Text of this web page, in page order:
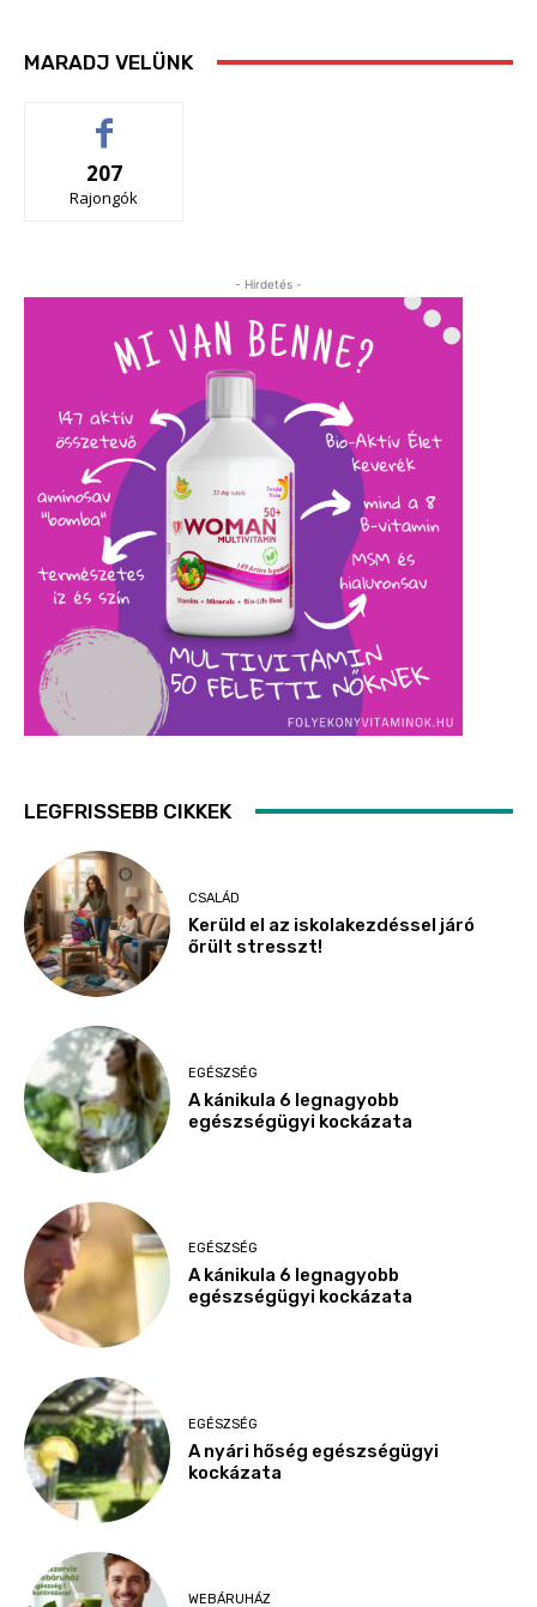
MARADJ VELÜNK
207
Rajongók
- Hirdetés -
LEGFRISSEBB CIKKEK
CSALÁD
Kerüld el az iskolakezdéssel járó
őrült stresszt!
EGÉSZSÉG
A kánikula 6 legnagyobb
egészségügyi kockázata
EGÉSZSÉG
A kánikula 6 legnagyobb
egészségügyi kockázata
EGÉSZSÉG
A nyári hőség egészségügyi
kockázata
WEBÁRUHÁZ